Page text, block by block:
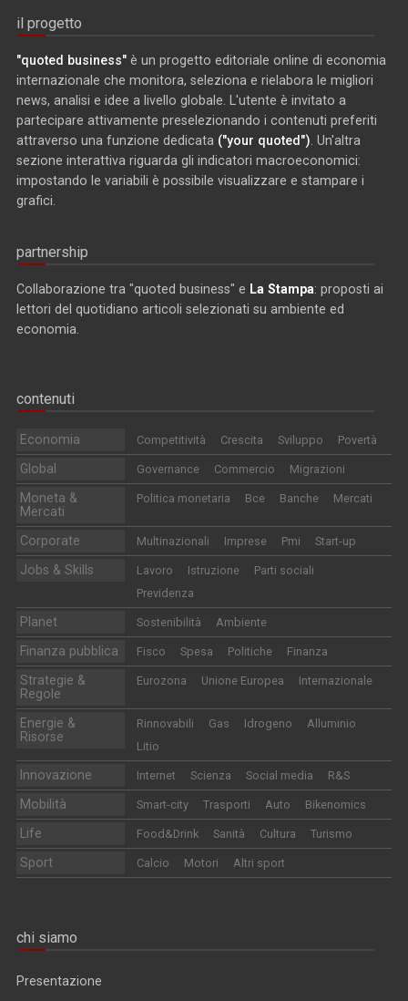
il progetto
"quoted business" è un progetto editoriale online di economia
internazionale che monitora, seleziona e rielabora le migliori
news, analisi e idee a livello globale. L'utente è invitato a
partecipare attivamente preselezionando i contenuti preferiti
attraverso una funzione dedicata ("your quoted") . Un'altra
sezione interattiva riguarda gli indicatori macroeconomici:
impostando le variabili è possibile visualizzare e stampare i
grafici.
partnership
Collaborazione tra "quoted business" e La Stampa: proposti ai
lettori del quotidiano articoli selezionati su ambiente ed
economia.
contenuti
Economia Competitività Crescita Sviluppo Povertà
Global Governance Commercio Migrazioni
Moneta &
Mercati
Politica monetaria Bce Banche Mercati
Corporate Multinazionali Imprese Pmi Start-up
Jobs & Skills Lavoro Istruzione
Parti sociali
Previdenza
Planet Sostenibilità Ambiente
Finanza pubblica Fisco Spesa Politiche Finanza
Strategie &
Regole
Eurozona Unione Europea Internazionale
Energie &
Risorse
Rinnovabili Gas Idrogeno
Alluminio
Litio
Innovazione Internet Scienza Social media R&S
Mobilità Smart-city Trasporti Auto Bikenomics
Life Food&Drink Sanità Cultura Turismo
Sport Calcio Motori Altri sport
chi siamo
Presentazione